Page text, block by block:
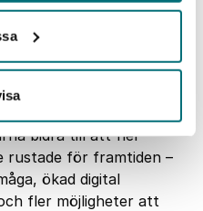
Genom
får företagen
av gränsen inom
och ledarskap.
bidra till att fler
för framtiden –
ökad digital
fler möjligheter att